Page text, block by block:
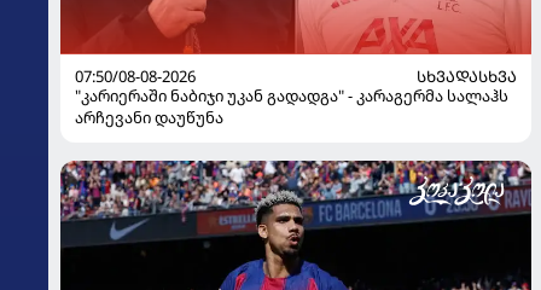
07:50/08-08-2026
ᲡᲮᲕᲐᲓᲐᲡᲮᲕᲐ
"კარიერაში ნაბიჯი უკან გადადგა" - კარაგერმა სალაჰს
არჩევანი დაუწუნა